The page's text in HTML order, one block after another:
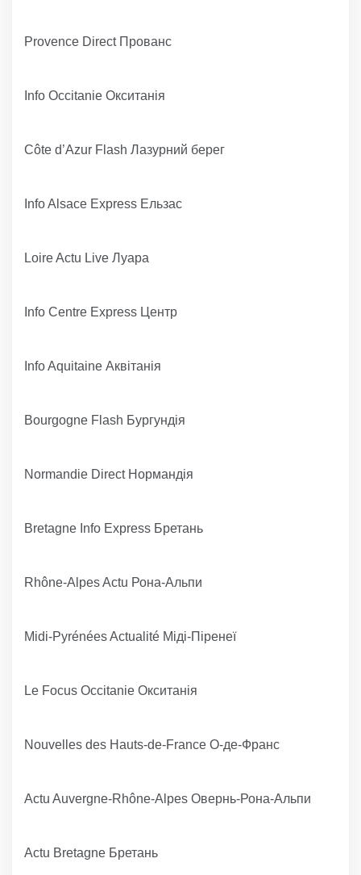
Provence Direct Прованс
Info Occitanie Окситанія
Côte d’Azur Flash Лазурний берег
Info Alsace Express Ельзас
Loire Actu Live Луара
Info Centre Express Центр
Info Aquitaine Аквітанія
Bourgogne Flash Бургундія
Normandie Direct Нормандія
Bretagne Info Express Бретань
Rhône-Alpes Actu Рона-Альпи
Midi-Pyrénées Actualité Міді-Піренеї
Le Focus Occitanie Окситанія
Nouvelles des Hauts-de-France О-де-Франс
Actu Auvergne-Rhône-Alpes Овернь-Рона-Альпи
Actu Bretagne Бретань